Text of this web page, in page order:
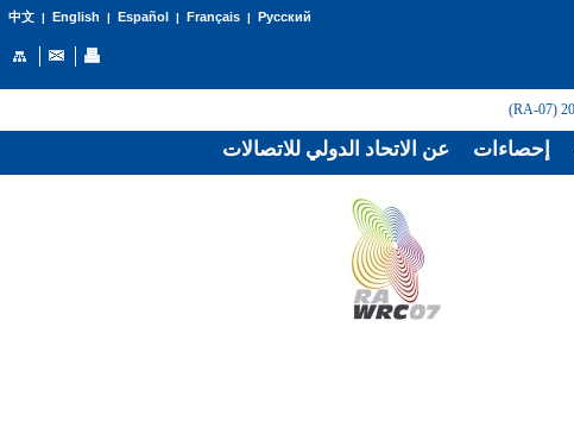
中文| English | Español | Français| Русский
عن الاتحاد الدولي للاتصالات إحصاءات